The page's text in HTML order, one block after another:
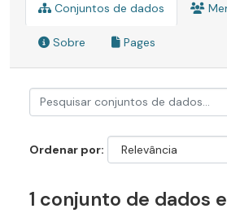
Conjuntos de dados
Sobre Pages
Ordenar por
1 conjunto de dados